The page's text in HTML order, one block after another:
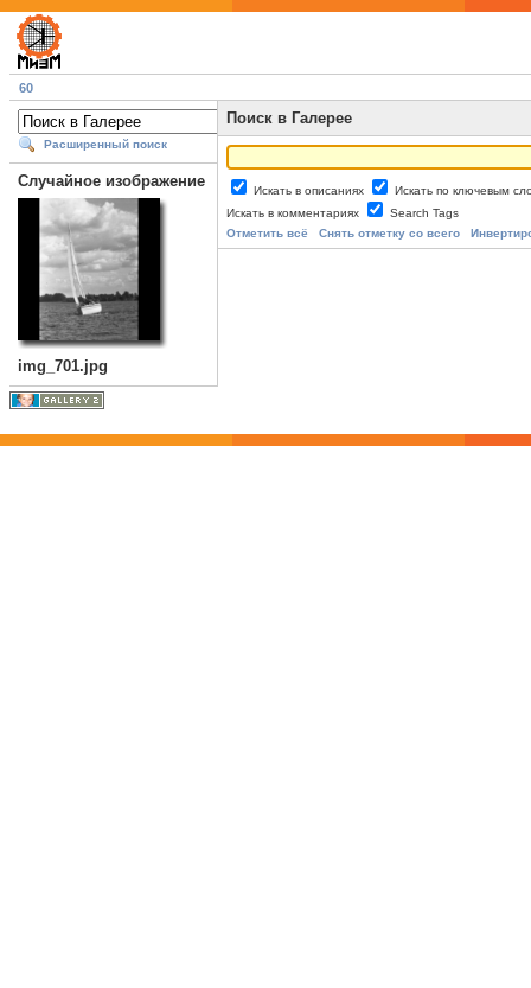
60
Расширенный поиск
Случайное изображение
img_701.jpg
Поиск в Галерее
Искать в описаниях
Искать по ключевым
Искать в комментариях
Search Tags
Отметить всё
Снять отметку со всего